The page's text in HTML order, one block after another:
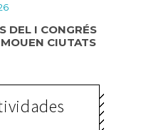
DEL I CONGRÉS
CIUTATS